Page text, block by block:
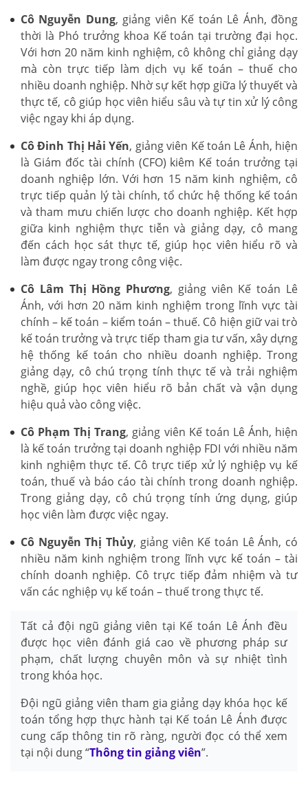
Cô Nguyễn Dung, giảng viên Kế toán Lê Ánh, đồng
thời là Phó trưởng khoa Kế toán tại trường đại học.
Với hơn 20 năm kinh nghiệm, cô không chỉ giảng dạy
mà còn trực tiếp làm dịch vụ kế toán – thuế cho
nhiều doanh nghiệp. Nhờ sự kết hợp giữa lý thuyết và
thực tế, cô giúp học viên hiểu sâu và tự tin xử lý công
việc ngay khi áp dụng.
Cô Đinh Thị Hải Yến, giảng viên Kế toán Lê Ánh, hiện
là Giám đốc tài chính (CFO) kiêm Kế toán trưởng tại
doanh nghiệp lớn. Với hơn 15 năm kinh nghiệm, cô
trực tiếp quản lý tài chính, tổ chức hệ thống kế toán
và tham mưu chiến lược cho doanh nghiệp. Kết hợp
giữa kinh nghiệm thực tiễn và giảng dạy, cô mang
đến cách học sát thực tế, giúp học viên hiểu rõ và
làm được ngay trong công việc.
Cô Lâm Thị Hồng Phương, giảng viên Kế toán Lê
Ánh, với hơn 20 năm kinh nghiệm trong lĩnh vực tài
chính – kế toán – kiểm toán – thuế. Cô hiện giữ vai trò
kế toán trưởng và trực tiếp tham gia tư vấn, xây dựng
hệ thống kế toán cho nhiều doanh nghiệp. Trong
giảng dạy, cô chú trọng tính thực tế và trải nghiệm
nghề, giúp học viên hiểu rõ bản chất và vận dụng
hiệu quả vào công việc.
Cô Phạm Thị Trang, giảng viên Kế toán Lê Ánh, hiện
là kế toán trưởng tại doanh nghiệp FDI với nhiều năm
kinh nghiệm thực tế. Cô trực tiếp xử lý nghiệp vụ kế
toán, thuế và báo cáo tài chính trong doanh nghiệp.
Trong giảng dạy, cô chú trọng tính ứng dụng, giúp
học viên làm được việc ngay.
Cô Nguyễn Thị Thủy, giảng viên Kế toán Lê Ánh, có
nhiều năm kinh nghiệm trong lĩnh vực kế toán – tài
chính doanh nghiệp. Cô trực tiếp đảm nhiệm và tư
vấn các nghiệp vụ kế toán – thuế trong thực tế.
Tất cả đội ngũ giảng viên tại Kế toán Lê Ánh đều
được học viên đánh giá cao về phương pháp sư
phạm, chất lượng chuyên môn và sự nhiệt tình
trong khóa học.
Đội ngũ giảng viên tham gia giảng dạy khóa học kế
toán tổng hợp thực hành tại Kế toán Lê Ánh được
cung cấp thông tin rõ ràng, người đọc có thể xem
tại nội dung “Thông tin giảng viên”.